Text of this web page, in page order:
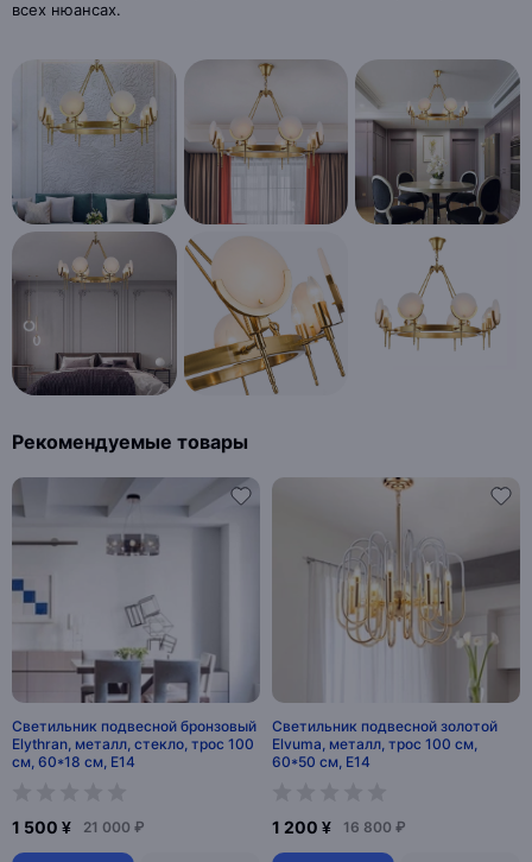
всех нюансах.
Рекомендуемые товары
Светильник подвесной бронзовый
Elythran, металл, стекло, трос 100
см, 60*18 см, E14
1 500 ¥ 21 000 ₽
Светильник подвесной золотой
Elvuma, металл, трос 100 см,
60*50 см, E14
1 200 ¥ 16 800 ₽